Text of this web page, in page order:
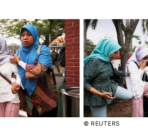
Війна
Політика
Світ
Наука
© REUTERS